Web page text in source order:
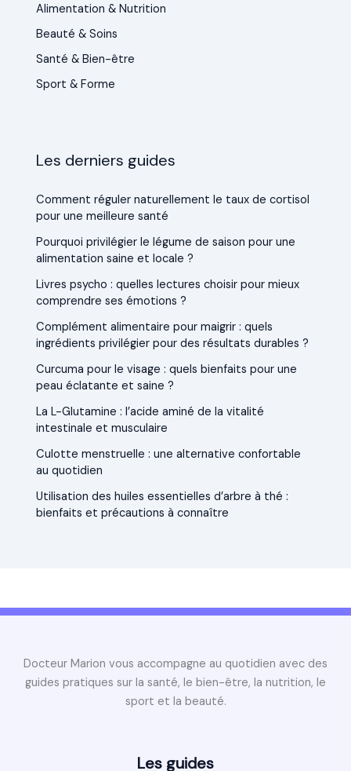
Alimentation & Nutrition
Beauté & Soins
Santé & Bien-être
Sport & Forme
Les derniers guides
Comment réguler naturellement le taux de cortisol
pour une meilleure santé
Pourquoi privilégier le légume de saison pour une
alimentation saine et locale ?
Livres psycho : quelles lectures choisir pour mieux
comprendre ses émotions ?
Complément alimentaire pour maigrir : quels
ingrédients privilégier pour des résultats durables ?
Curcuma pour le visage : quels bienfaits pour une
peau éclatante et saine ?
La L-Glutamine : l’acide aminé de la vitalité
intestinale et musculaire
Culotte menstruelle : une alternative confortable
au quotidien
Utilisation des huiles essentielles d’arbre à thé :
bienfaits et précautions à connaître
Docteur Marion vous accompagne au quotidien avec des
guides pratiques sur la santé, le bien-être, la nutrition, le
sport et la beauté.
Les guides